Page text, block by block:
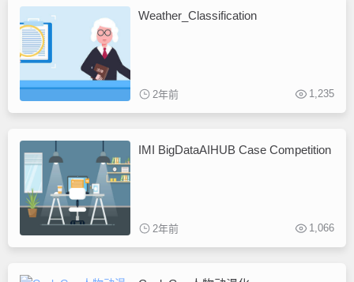
Weather_Classification
2年前 1,235
IMI BigDataAIHUB Case Competition
2年前 1,066